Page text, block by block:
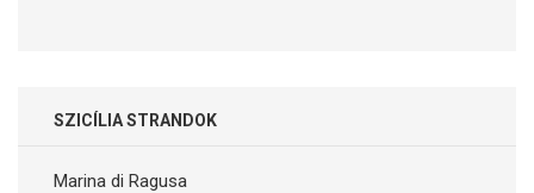
SZICÍLIA STRANDOK
Marina di Ragusa